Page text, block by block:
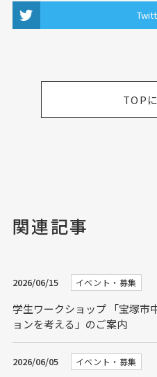
TOP
関連記事
2026/06/15 イベント・募集
学生ワークショップ 「宝塚市
ョンを考える」のご案内
2026/06/05 イベント・募集